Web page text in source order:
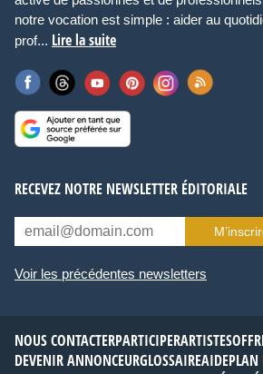
notre vocation est simple : aider au
prof... Lire la suite
RECEVEZ NOTRE NEWSLETTER ÉDITORIALE
Voir les précédentes newsletters
NOUS CONTACTERPARTICIPERARTISTES
DEVENIR ANNONCEURGLOSSAIREAIDEPLAN